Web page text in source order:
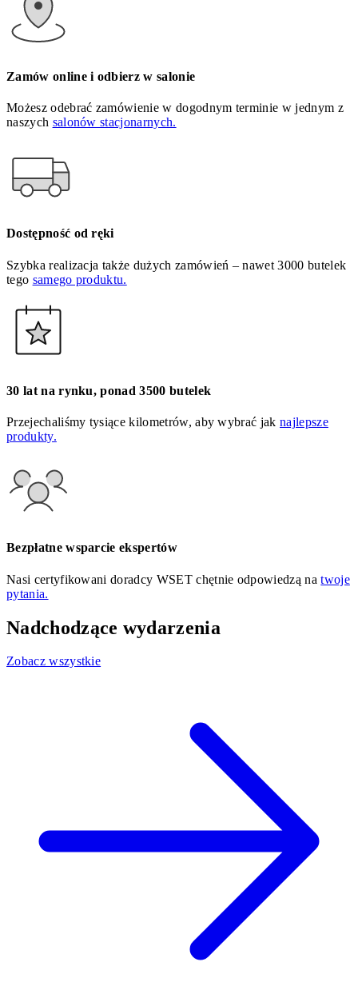
Zamów online i odbierz w salonie
Możesz odebrać zamówienie w dogodnym terminie w jednym z
naszych salonów stacjonarnych.
Dostępność od ręki
Szybka realizacja także dużych zamówień – nawet 3000 butelek
tego samego produktu.
30 lat na rynku, ponad 3500 butelek
Przejechaliśmy tysiące kilometrów, aby wybrać jaknajlepsze
produkty.
Bezpłatne wsparcie ekspertów
Nasi certyfikowani doradcy WSET chętnie odpowiedzą natwoje
pytania.
Nadchodzące wydarzenia
Zobacz wszystkie